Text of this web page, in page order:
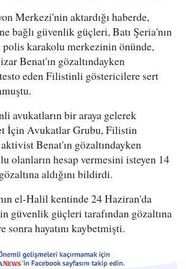
Merkezi'nin aktardığı haberde,
bağlı güvenlik güçleri, Batı Şeria'nın
karakolu merkezinin önünde,
Benat'ın gözaltındayken
eden Filistinli göstericilere sert
avukatların bir araya gelerek
İçin Avukatlar Grubu, Filistin
Benat'ın gözaltındayken
olanların hesap vermesini isteyen 14
aldığını bildirdi.
el-Halil kentinde 24 Haziran'da
güvenlik güçleri tarafından gözaltına
sonra hayatını kaybetmişti.